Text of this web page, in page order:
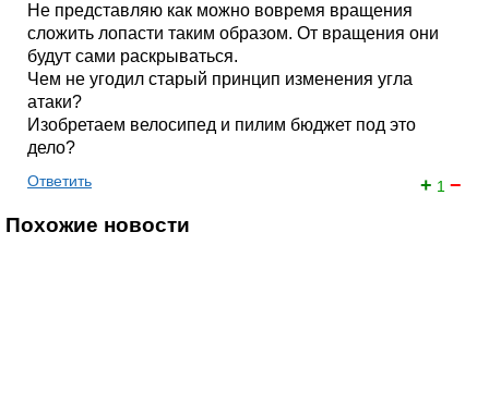
Не представляю как можно вовремя вращения
сложить лопасти таким образом. От вращения они
будут сами раскрываться.
Чем не угодил старый принцип изменения угла
атаки?
Изобретаем велосипед и пилим бюджет под это
дело?
+ 1 −
Ответить
Похожие новости